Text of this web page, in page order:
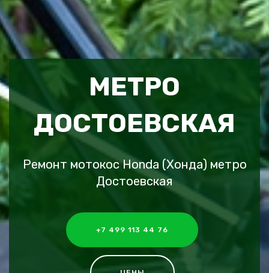
МЕТРО
ДОСТОЕВСКАЯ
Ремонт мотокос Honda (Хонда) метро
Достоевская
+7 499 113 44 76